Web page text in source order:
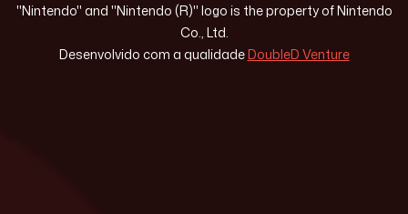
"Nintendo" and "Nintendo (R)" logo is the property of Nintendo
Co., Ltd.
Desenvolvido com a qualidadeDoubleD Venture